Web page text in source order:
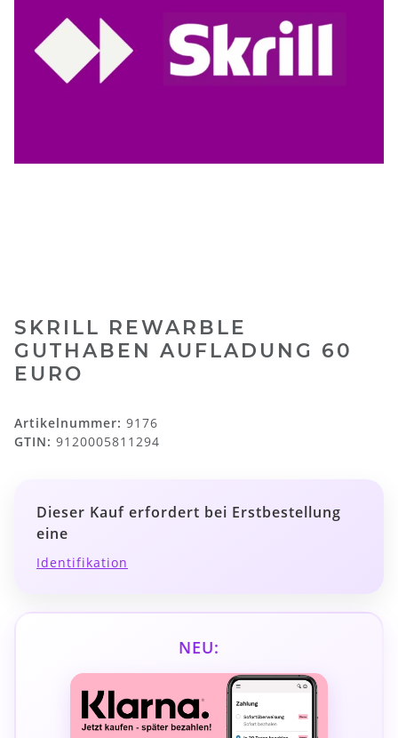
SKRILL REWARBLE
GUTHABEN AUFLADUNG 60
EURO
Artikelnummer: 9176
GTIN: 9120005811294
Dieser Kauf erfordert bei Erstbestellung
eine
Identifikation
NEU: